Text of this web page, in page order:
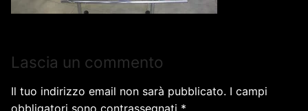
Lascia un commento
Il tuo indirizzo email non sarà pubblicato. I campi
obbligatori sono contrassegnati *